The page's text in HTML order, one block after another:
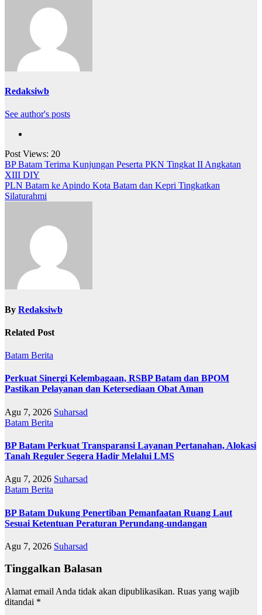
Redaksiwb
See author's posts
Post Views: 20
Navigasi
pos
BP Batam Terima Kunjungan Peserta PKN Tingkat II Angkatan
XIII DIY
PLN Batam ke Apindo Kota Batam dan Kepri Tingkatkan
Silaturahmi
By Redaksiwb
Related Post
Batam Berita
Perkuat Sinergi Kelembagaan, RSBP Batam dan BPOM
Pastikan Pelayanan dan Ketersediaan Obat Aman
Agu 7, 2026 Suharsad
Batam Berita
BP Batam Perkuat Transparansi Layanan Pertanahan, Alokasi
Tanah Reguler Segera Hadir Melalui LMS
Agu 7, 2026 Suharsad
Batam Berita
BP Batam Dukung Penertiban Pemanfaatan Ruang Laut
Sesuai Ketentuan Peraturan Perundang-undangan
Agu 7, 2026 Suharsad
Tinggalkan Balasan
Alamat email Anda tidak akan dipublikasikan. Ruas yang wajib
ditandai *